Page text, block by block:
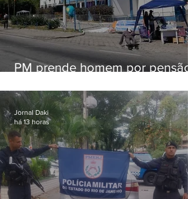
PM prende homem por pensão
Jornal Daki
há 13 horas